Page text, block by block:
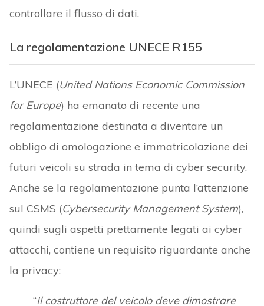
controllare il flusso di dati.
La regolamentazione UNECE R155
L’UNECE (United Nations Economic Commission
for Europe) ha emanato di recente una
regolamentazione destinata a diventare un
obbligo di omologazione e immatricolazione dei
futuri veicoli su strada in tema di cyber security.
Anche se la regolamentazione punta l’attenzione
sul CSMS (Cybersecurity Management System),
quindi sugli aspetti prettamente legati ai cyber
attacchi, contiene un requisito riguardante anche
la privacy:
“Il costruttore del veicolo deve dimostrare